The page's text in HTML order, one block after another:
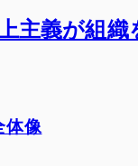
主義が組織
体像